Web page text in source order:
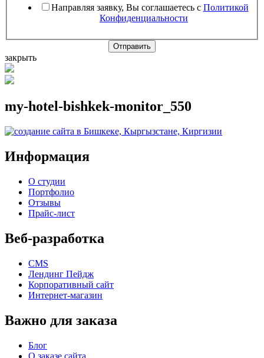
Направляя заявку, Вы соглашаетесь с Политикой
Конфиденциальности
Отправить
закрыть
my-hotel-bishkek-monitor_550
Информация
О студии
Портфолио
Отзывы
Прайс-лист
Веб-разработка
CMS
Лендинг Пейдж
Корпоративный сайт
Интернет-магазин
Важно для заказа
Блог
О заказе сайта